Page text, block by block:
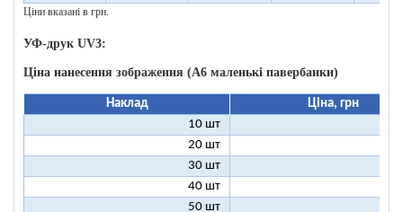
Ціни вказані в грн.
УФ-друк UV3:
Ціна нанесення зображення (А6 маленькі павербанки)
Наклад
Ціна, грн
10 шт
20 шт
30 шт
40 шт
50 шт